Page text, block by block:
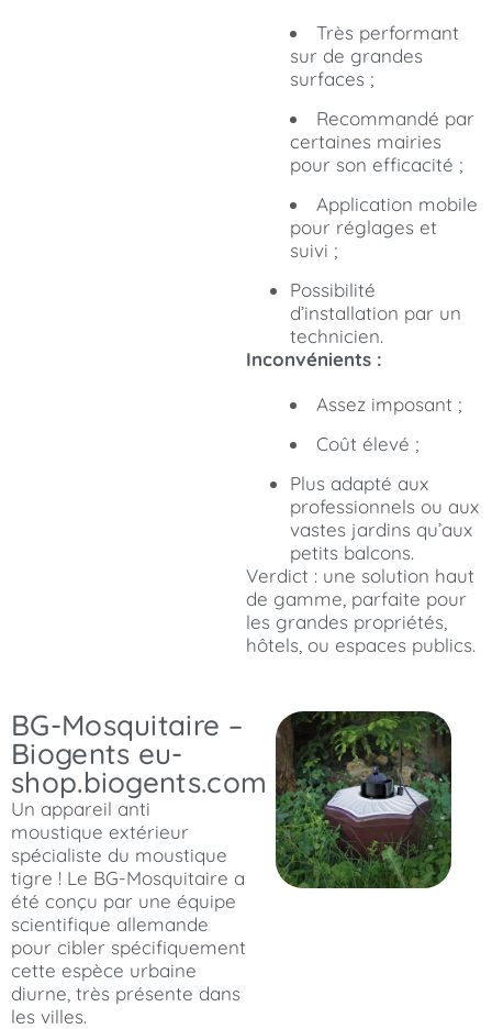
Très performant
sur de grandes
surfaces ;
Recommandé par
certaines mairies
pour son efficacité ;
Application mobile
pour réglages et
suivi ;
Possibilité
d’installation par un
technicien.
Inconvénients :
Assez imposant ;
Coût élevé ;
Plus adapté aux
professionnels ou aux
vastes jardins qu’aux
petits balcons.
Verdict : une solution haut
de gamme, parfaite pour
les grandes propriétés,
hôtels, ou espaces publics.
BG-Mosquitaire –
Biogents eu-
shop.biogents.com
Un appareil anti
moustique extérieur
spécialiste du moustique
tigre ! Le BG-Mosquitaire a
été conçu par une équipe
scientifique allemande
pour cibler spécifiquement
cette espèce urbaine
diurne, très présente dans
les villes.